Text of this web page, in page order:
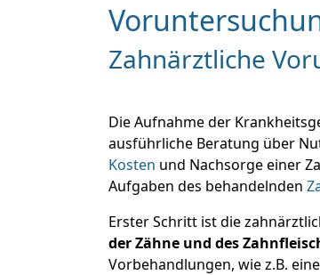
Zahnärztliche
Die Aufnahme der
ausführliche Beratung über
Kosten und Nachsorge einer
Aufgaben des behandelnden
Erster Schritt ist die
der Zähne und des
Vorbehandlungen, wie z.B.